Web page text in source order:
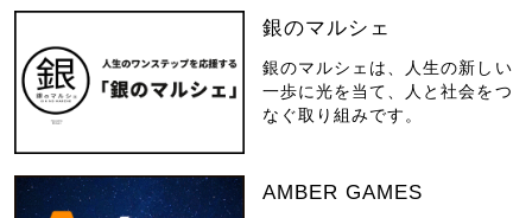
銀のマルシェ
銀のマルシェは、人生の新しい
一歩に光を当て、人と社会をつ
なぐ取り組みです。
AMBER GAMES